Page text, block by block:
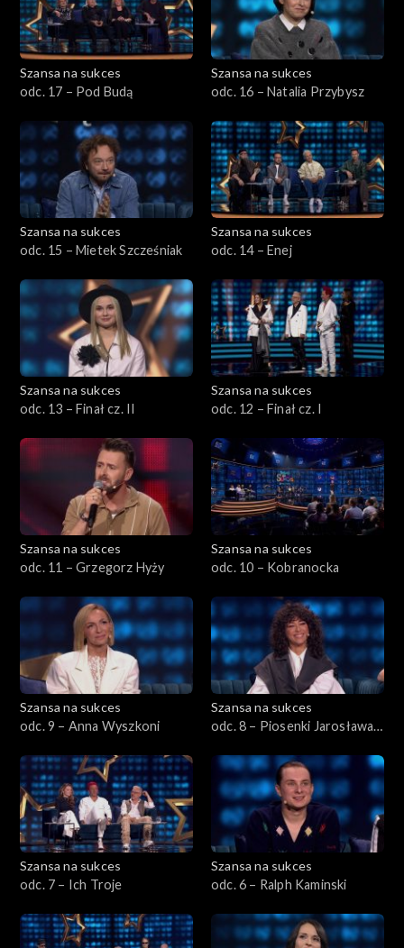
Eurowizja Junior 2022
Eurowizja Junior 2021
Eurowizja Junior 2020
Eurowizja Junior 2019
Szansa na sukces
odc. 17 – Pod Budą
Szansa na sukces
odc. 16 – Natalia Przybysz
Szansa na sukces
odc. 15 – Mietek Szcześniak
Szansa na sukces
odc. 14 – Enej
Szansa na sukces
odc. 13 – Finał cz. II
Szansa na sukces
odc. 12 – Finał cz. I
Szansa na sukces
odc. 11 – Grzegorz Hyży
Szansa na sukces
odc. 10 – Kobranocka
Szansa na sukces
odc. 9 – Anna Wyszkoni
Szansa na sukces
odc. 8 – Piosenki Jarosława
Szansa na sukces
odc. 7 – Ich Troje
Szansa na sukces
odc. 6 – Ralph Kaminski